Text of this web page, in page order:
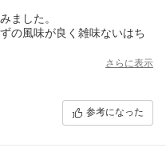
ました。
の風味が良く雑味ないはち
さらに表示
参考になった